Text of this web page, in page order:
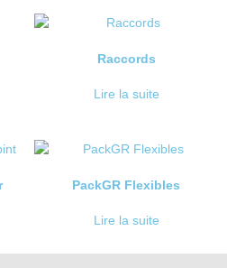
Raccords
Lire la suite
PackGR Flexibles
Lire la suite